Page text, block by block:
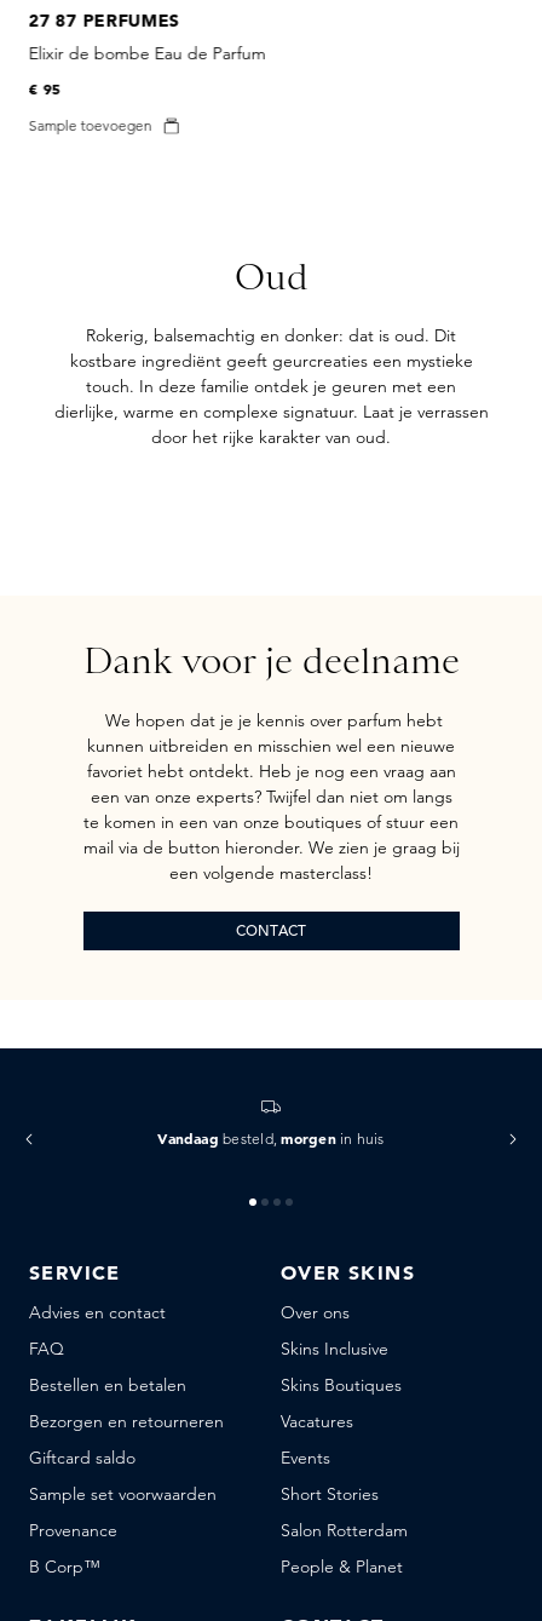
27 87 PERFUMES
Elixir de bombe Eau de Parfum
Sample toevoegen
€ 95
Oud
Rokerig, balsemachtig en donker: dat is oud. Dit
kostbare ingrediënt geeft geurcreaties een mystieke
touch. In deze familie ontdek je geuren met een
dierlijke, warme en complexe signatuur. Laat je verrassen
door het rijke karakter van oud.
Dank voor je deelname
We hopen dat je je kennis over parfum hebt
kunnen uitbreiden en misschien wel een nieuwe
favoriet hebt ontdekt. Heb je nog een vraag aan
een van onze experts? Twijfel dan niet om langs
te komen in een van onze boutiques of stuur een
mail via de button hieronder. We zien je graag bij
een volgende masterclass!
CONTACT
Vandaag besteld,morgenin huis
SERVICE
Advies en contact
FAQ
Bestellen en betalen
Bezorgen en retourneren
Giftcard saldo
Sample set voorwaarden
Provenance
B Corp™
OVER SKINS
Over ons
Skins Inclusive
Skins Boutiques
Vacatures
Events
Short Stories
Salon Rotterdam
People & Planet